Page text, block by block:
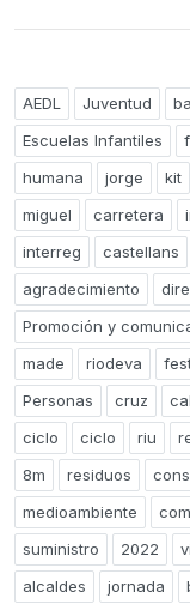
AEDL Juventud
Escuelas Infantiles
humana
jorge kit
miguel
carretera
interreg
castellans
agradecimiento
Promoción y
made
riodeva
Personas
cruz
ciclo
ciclo riu
8m
residuos
medioambiente
suministro
2022
alcaldes
jornada